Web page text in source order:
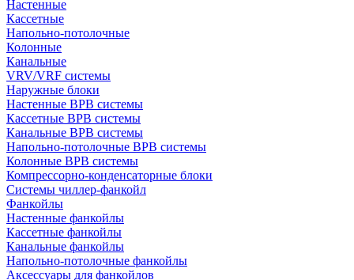
Настенные
Кассетные
Напольно-потолочные
Колонные
Канальные
VRV/VRF системы
Наружные блоки
Настенные ВРВ системы
Кассетные ВРВ системы
Канальные ВРВ системы
Напольно-потолочные ВРВ системы
Колонные ВРВ системы
Компрессорно-конденсаторные блоки
Системы чиллер-фанкойл
Фанкойлы
Настенные фанкойлы
Кассетные фанкойлы
Канальные фанкойлы
Напольно-потолочные фанкойлы
Аксессуары для фанкойлов